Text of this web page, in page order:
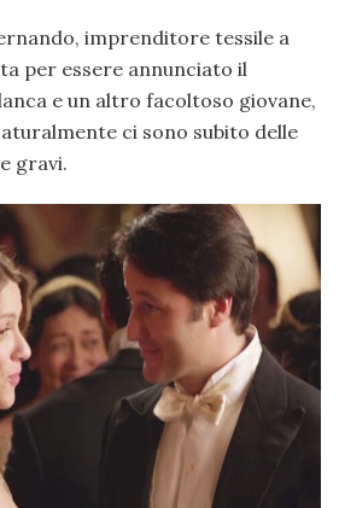
imprenditore tessile a
per essere annunciato il
e un altro facoltoso giovane,
ci sono subito delle
gravi.